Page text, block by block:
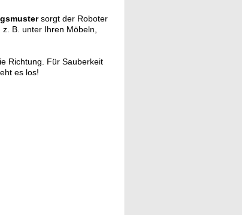
sorgt der Roboter
z. B. unter Ihren Möbeln,
Richtung. Für Sauberkeit
es los!